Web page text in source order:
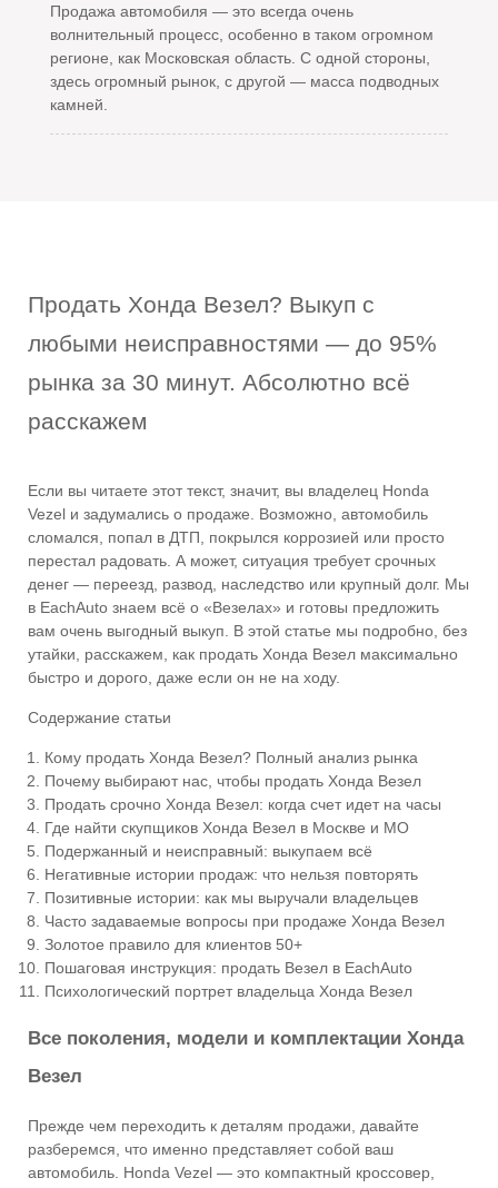
Продажа автомобиля — это всегда очень
волнительный процесс, особенно в таком огромном
регионе, как Московская область. С одной стороны,
здесь огромный рынок, с другой — масса подводных
камней.
Продать Хонда Везел? Выкуп с
любыми неисправностями — до 95%
рынка за 30 минут. Абсолютно всё
расскажем
Если вы читаете этот текст, значит, вы владелец Honda
Vezel и задумались о продаже. Возможно, автомобиль
сломался, попал в ДТП, покрылся коррозией или просто
перестал радовать. А может, ситуация требует срочных
денег — переезд, развод, наследство или крупный долг. Мы
в EachAuto знаем всё о «Везелах» и готовы предложить
вам очень выгодный выкуп. В этой статье мы подробно, без
утайки, расскажем, как продать Хонда Везел максимально
быстро и дорого, даже если он не на ходу.
Содержание статьи
Кому продать Хонда Везел? Полный анализ рынка
Почему выбирают нас, чтобы продать Хонда Везел
Продать срочно Хонда Везел: когда счет идет на часы
Где найти скупщиков Хонда Везел в Москве и МО
Подержанный и неисправный: выкупаем всё
Негативные истории продаж: что нельзя повторять
Позитивные истории: как мы выручали владельцев
Часто задаваемые вопросы при продаже Хонда Везел
Золотое правило для клиентов 50+
Пошаговая инструкция: продать Везел в EachAuto
Психологический портрет владельца Хонда Везел
Все поколения, модели и комплектации Хонда
Везел
Прежде чем переходить к деталям продажи, давайте
разберемся, что именно представляет собой ваш
автомобиль. Honda Vezel — это компактный кроссовер,